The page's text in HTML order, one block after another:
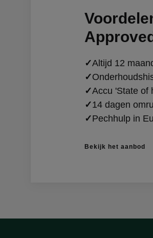
✓Altijd 12
✓
✓Accu 'State of
✓14 dagen
✓Pechhulp in
Bekijk het aanbod